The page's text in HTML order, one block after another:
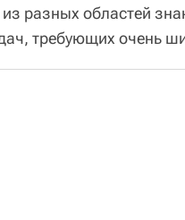
разных областей
требующих очень